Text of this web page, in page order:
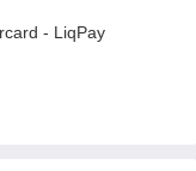
- LiqPay